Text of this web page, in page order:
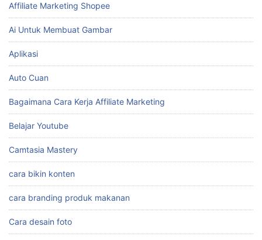
Affiliate Marketing Shopee
Ai Untuk Membuat Gambar
Aplikasi
Auto Cuan
Bagaimana Cara Kerja Affiliate Marketing
Belajar Youtube
Camtasia Mastery
cara bikin konten
cara branding produk makanan
Cara desain foto